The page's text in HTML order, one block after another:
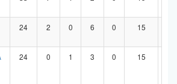
24 2 0 6 0 15
24 0 1 3 0 15